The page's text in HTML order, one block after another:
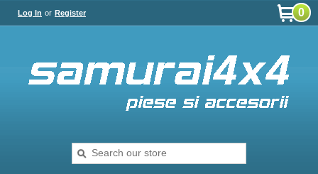
Log In or Register 0